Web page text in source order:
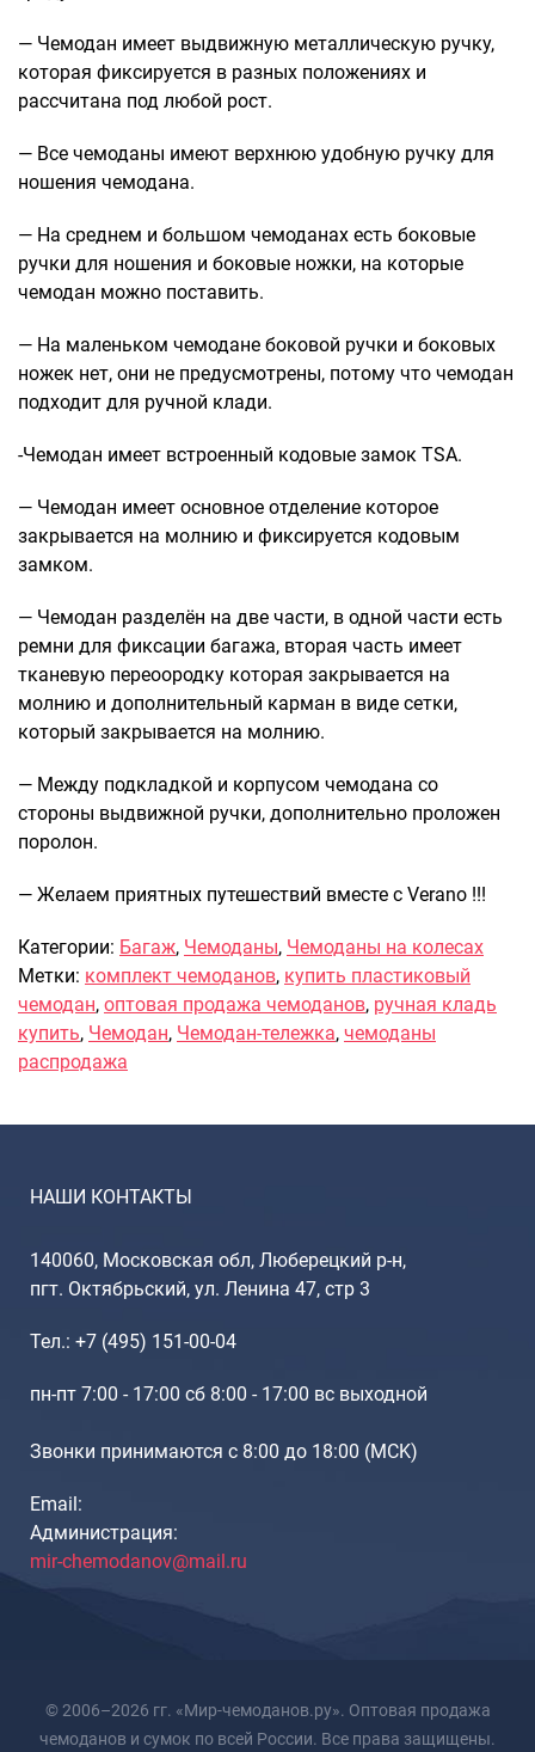
— Чемодан имеет выдвижную металлическую ручку,
которая фиксируется в разных положениях и
рассчитана под любой рост.
— Все чемоданы имеют верхнюю удобную ручку для
ношения чемодана.
— На среднем и большом чемоданах есть боковые
ручки для ношения и боковые ножки, на которые
чемодан можно поставить.
— На маленьком чемодане боковой ручки и боковых
ножек нет, они не предусмотрены, потому что чемодан
подходит для ручной клади.
-Чемодан имеет встроенный кодовые замок TSA.
— Чемодан имеет основное отделение которое
закрывается на молнию и фиксируется кодовым
замком.
— Чемодан разделён на две части, в одной части есть
ремни для фиксации багажа, вторая часть имеет
тканевую переоородку которая закрывается на
молнию и дополнительный карман в виде сетки,
который закрывается на молнию.
— Между подкладкой и корпусом чемодана со
стороны выдвижной ручки, дополнительно проложен
поролон.
— Желаем приятных путешествий вместе с Verano !!!
Категории: Багаж, Чемоданы, Чемоданы на колесах
Метки: комплект чемоданов, купить пластиковый
чемодан, оптовая продажа чемоданов, ручная кладь
купить, Чемодан, Чемодан-тележка, чемоданы
распродажа
НАШИ КОНТАКТЫ
140060, Московская обл, Люберецкий р-н,
пгт. Октябрьский, ул. Ленина 47, стр 3
Тел.: +7 (495) 151-00-04
пн-пт 7:00 - 17:00 сб 8:00 - 17:00 вс выходной
Звонки принимаются с 8:00 до 18:00 (МCK)
Email:
Администрация:
mir-chemodanov@mail.ru
© 2006–2026 гг. «Мир-чемоданов.ру». Оптовая продажа
чемоданов и сумок по всей России. Все права защищены.